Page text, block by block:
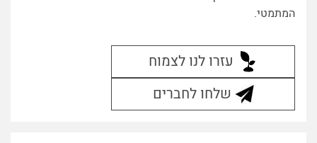
המתמטי.
עזרו לנו לצמוח
שלחו לחברים